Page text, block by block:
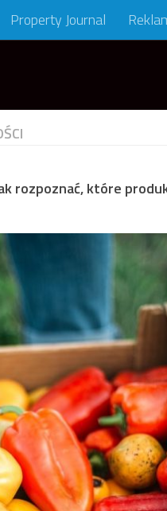
Property Journal
rozpoznać, które